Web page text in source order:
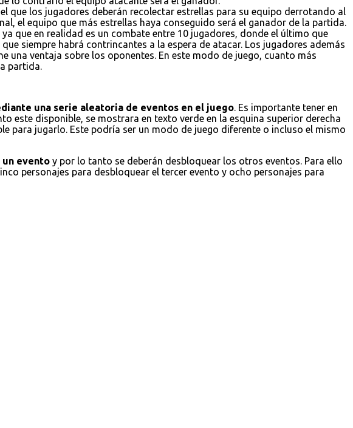
que los jugadores deberán recolectar estrellas para su equipo derrotando al
el equipo que más estrellas haya conseguido será el ganador de la partida.
ya que en realidad es un combate entre 10 jugadores, donde el último que
siempre habrá contrincantes a la espera de atacar. Los jugadores además
una ventaja sobre los oponentes. En este modo de juego, cuanto más
partida.
una serie aleatoria de eventos en el juego. Es importante tener en
este disponible, se mostrara en texto verde en la esquina superior derecha
para jugarlo. Este podría ser un modo de juego diferente o incluso el mismo
un evento y por lo tanto se deberán desbloquear los otros eventos. Para ello
personajes para desbloquear el tercer evento y ocho personajes para